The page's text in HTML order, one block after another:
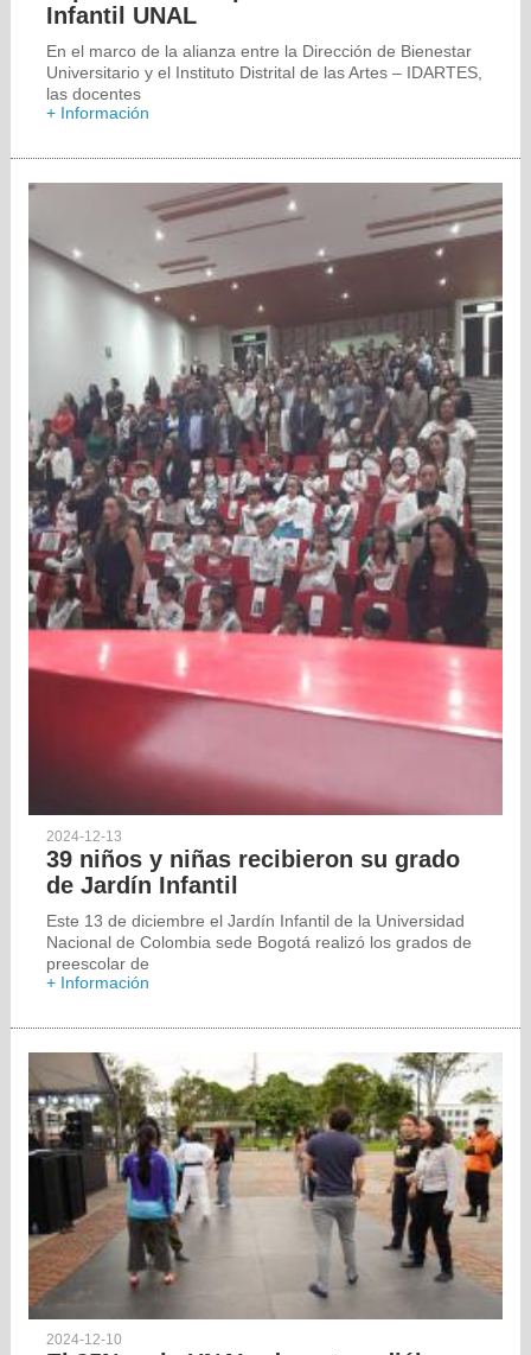
Infantil UNAL
En el marco de la alianza entre la Dirección de Bienestar
Universitario y el Instituto Distrital de las Artes – IDARTES,
las docentes
+ Información
2024-12-13
39 niños y niñas recibieron su grado
de Jardín Infantil
Este 13 de diciembre el Jardín Infantil de la Universidad
Nacional de Colombia sede Bogotá realizó los grados de
preescolar de
+ Información
2024-12-10